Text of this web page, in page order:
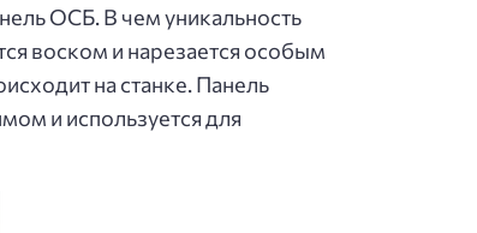
ОСБ. В чем уникальность
воском и нарезается особым
на станке. Панель
и используется для